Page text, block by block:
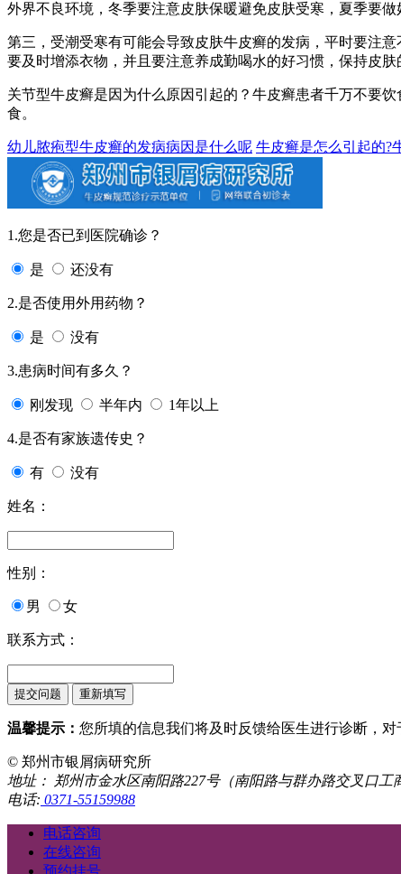
外界不良环境，冬季要注意皮肤保暖避免皮肤受寒，夏季要做
第三，受潮受寒有可能会导致皮肤牛皮癣的发病，平时要注
要及时增添衣物，并且要注意养成勤喝水的好习惯，保持皮肤
关节型牛皮癣是因为什么原因引起的？牛皮癣患者千万不要
食。
幼儿脓疱型牛皮癣的发病病因是什么呢 牛皮癣是怎么引起的?
1.您是否已到医院确诊？
是 还没有
2.是否使用外用药物？
是 没有
3.患病时间有多久？
刚发现 半年内 1年以上
4.是否有家族遗传史？
有 没有
姓名：
性别：
男 女
联系方式：
温馨提示： 您所填的信息我们将及时反馈给医生进行诊断，
© 郑州市银屑病研究所
地址： 郑州市金水区南阳路227号（南阳路与群办路交叉口工
电话: 0371-55159988
电话咨询
在线咨询
预约挂号